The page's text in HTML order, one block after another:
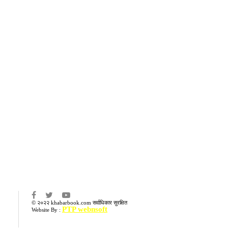
© २०२२ khabarbook.com सर्वाधिकार सुरक्षित
Website By : PTP webnsoft